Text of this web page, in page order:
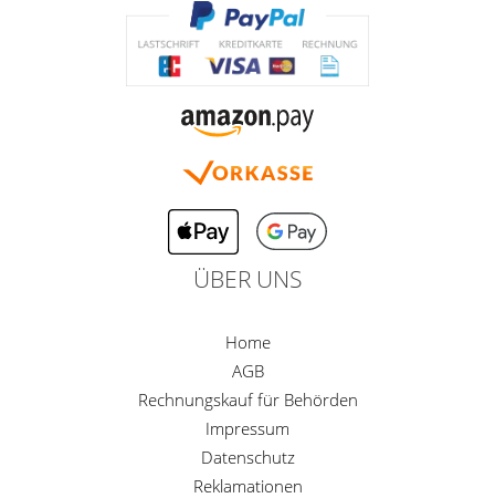
ÜBER UNS
Home
AGB
Rechnungskauf für Behörden
Impressum
Datenschutz
Reklamationen